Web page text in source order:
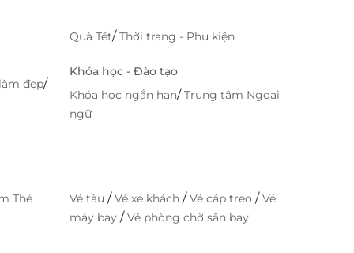
đẹp/
Quà Tết/Thời trang - Phụ kiện
Khóa học - Đào tạo
Khóa học ngắn hạn/Trung tâm Ngoại
ngữ
Thẻ Vé tàu /Vé xe khách /Vé cáp treo /Vé
máy bay /Vé phòng chờ sân bay